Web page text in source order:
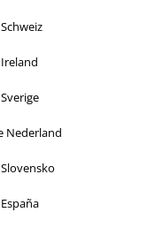
Nederland
più giovani.